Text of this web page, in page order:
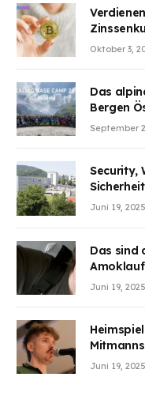
Oktober 3,
Das
Bergen
Wunden
September
Security,
Juni 19, 2025
Das sind
Juni 19, 2025
Juni 19, 2025